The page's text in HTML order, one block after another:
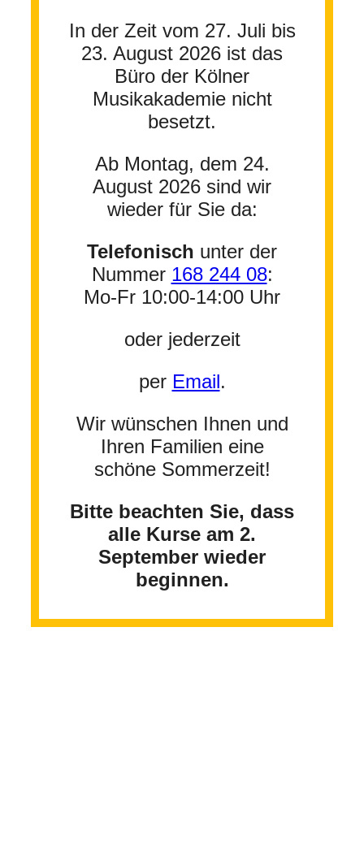
In der Zeit vom 27. Juli bis
23. August 2026 ist das
Büro der Kölner
Musikakademie nicht
besetzt.
Ab Montag, dem 24.
August 2026 sind wir
wieder für Sie da:
Telefonisch unter der
Nummer 168 244 08:
Mo-Fr 10:00-14:00 Uhr
oder jederzeit
per Email.
Wir wünschen Ihnen und
Ihren Familien eine
schöne Sommerzeit!
Bitte beachten Sie, dass
alle Kurse am 2.
September wieder
beginnen.